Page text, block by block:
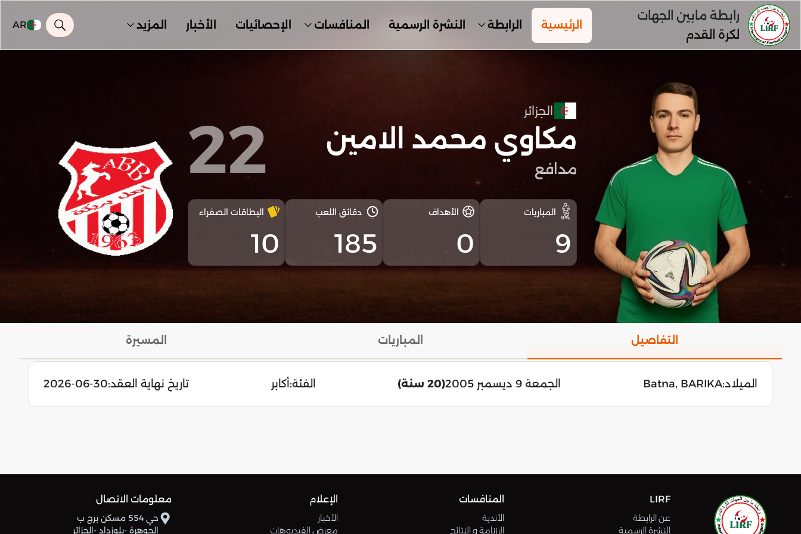
رابطة مابين الجهات
لكرة القدم
الرئيسية الرابطة النشرة الرسمية المنافسات الإحصائيات الأخبار المزيد AR
الجزائر
مكاوي محمد الامين
مدافع
المباريات
9
الأهداف
0
دقائق اللعب
185
البطاقات الصفراء
10
22
التفاصيل المباريات المسيرة
الميلاد:Batna, BARIKA الجمعة 9 ديسمبر 2005 (20 سنة) الفئة:أكابر تاريخ نهاية العقد:2026-06-30
LIRF
عن الرابطة
النشرة الرسمية
المنافسات
الأندية
الرزنامة و النتائج
الإعلام
الأخبار
معرض الفيديوهات
معلومات الاتصال
حي 554 مسكن برج ب
الجوهرة -بلوزداد -الجزائر